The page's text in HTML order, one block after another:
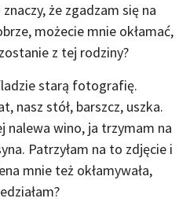
że zgadzam się na
możecie mnie okłamać,
z tej rodziny?
starą fotografię.
nasz stół, barszcz, uszka.
nalewa wino, ja trzymam na
Patrzyłam na to zdjęcie i
mnie też okłamywała,